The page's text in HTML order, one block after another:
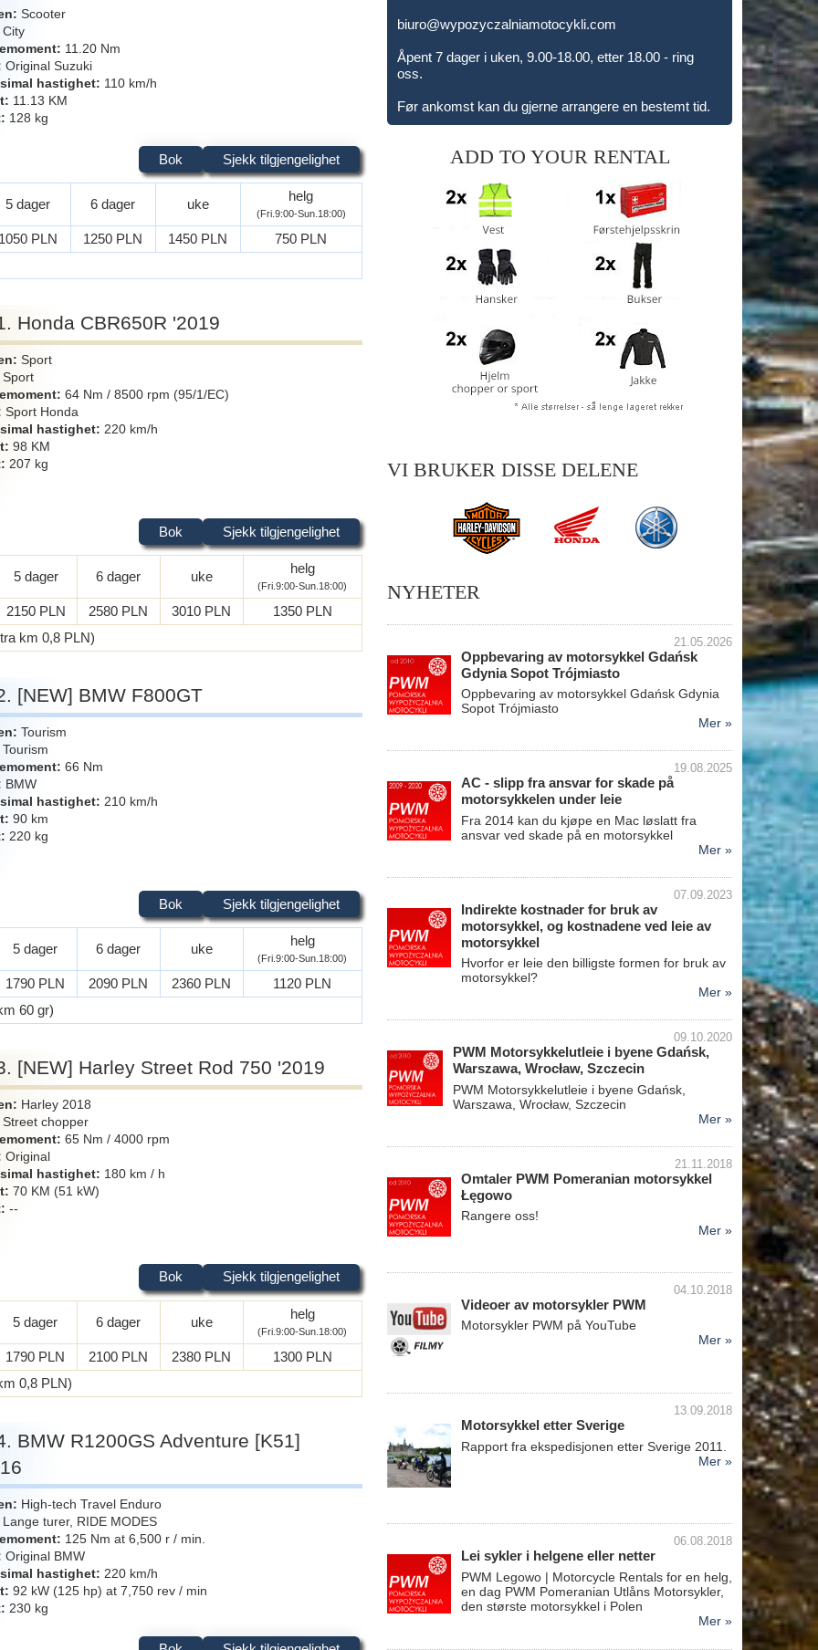
Scooter
City
11.20 Nm
Original Suzuki
hastighet
110 km/h
11.13 KM
128 kg
Bok Sjekk tilgjengelighet
5 dager 6 dager uke
helg
(Fri.9:00-Sun.18:00)
1050 PLN 1250 PLN 1450 PLN
750 PLN
Honda CBR650R '2019
Sport
Sport
64 Nm / 8500 rpm (95/1/EC)
Sport Honda
hastighet 220 km/h
98 KM
207 kg
Bok Sjekk tilgjengelighet
5 dager 6 dager uke
helg
(Fri.9:00-Sun.18:00)
2150 PLN 2580 PLN 3010 PLN
1350 PLN
km 0,8 PLN)
[NEW] BMW F800GT
Tourism
Tourism
66 Nm
BMW
hastighet 210 km/h
90 km
220 kg
Bok Sjekk tilgjengelighet
5 dager 6 dager uke
helg
(Fri.9:00-Sun.18:00)
1790 PLN 2090 PLN 2360 PLN
1120 PLN
60 gr)
[NEW] Harley Street Rod 750 '2019
Harley 2018
Street chopper
65 Nm / 4000 rpm
Original
hastighet
180 km / h
70 KM (51 kW)
--
Bok Sjekk tilgjengelighet
5 dager 6 dager uke
helg
(Fri.9:00-Sun.18:00)
1790 PLN 2100 PLN 2380 PLN
1300 PLN
0,8 PLN)
BMW R1200GS Adventure [K51]
High-tech Travel Enduro
Lange turer, RIDE MODES
125 Nm at 6,500 r / min.
Original BMW
hastighet
220 km/h
92 kW (125 hp) at 7,750 rev / min
230 kg
biuro@wypozyczalniamotocykli.com
Åpent 7 dager i uken, 9.00-18.00, etter 18.00 - ring
oss.
Før ankomst kan du gjerne arrangere en bestemt tid.
ADD TO YOUR RENTAL
VI BRUKER DISSE DELENE
NYHETER
21.05.2026
Oppbevaring av motorsykkel Gdańsk
Gdynia Sopot Trójmiasto
Oppbevaring av motorsykkel Gdańsk Gdynia
Sopot Trójmiasto
Mer »
19.08.2025
AC - slipp fra ansvar for skade på
motorsykkelen under leie
Fra 2014 kan du kjøpe en Mac løslatt fra
ansvar ved skade på en motorsykkel
Mer »
07.09.2023
Indirekte kostnader for bruk av
motorsykkel, og kostnadene ved leie av
motorsykkel
Hvorfor er leie den billigste formen for bruk av
motorsykkel?
Mer »
09.10.2020
PWM Motorsykkelutleie i byene Gdańsk,
Warszawa, Wrocław, Szczecin
PWM Motorsykkelutleie i byene Gdańsk,
Warszawa, Wrocław, Szczecin
Mer »
21.11.2018
Omtaler PWM Pomeranian motorsykkel
Łęgowo
Rangere oss!
Mer »
04.10.2018
Videoer av motorsykler PWM
Motorsykler PWM på YouTube
Mer »
13.09.2018
Motorsykkel etter Sverige
Rapport fra ekspedisjonen etter Sverige 2011.
Mer »
06.08.2018
Lei sykler i helgene eller netter
PWM Legowo | Motorcycle Rentals for en helg,
en dag PWM Pomeranian Utlåns Motorsykler,
den største motorsykkel i Polen
Mer »